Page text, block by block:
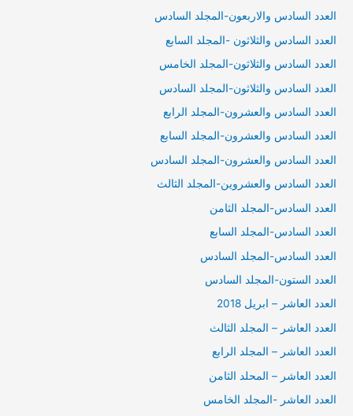
العدد السادس والاربعون-المجلد السادس
العدد السادس والثلاثون -المجلد السابع
العدد السادس والثلاثون-المجلد الخامس
العدد السادس والثلاثون-المجلد السادس
العدد السادس والعشرون-المجلد الرابع
العدد السادس والعشرون-المجلد السابع
العدد السادس والعشرون-المجلد السادس
العدد السادس والعشروين-المجلد الثالث
العدد السادس-المجلد الثامن
العدد السادس-المجلد السابع
العدد السادس-المجلد السادس
العدد الستون-المجلد السادس
العدد العاشر – ابريل 2018
العدد العاشر – المجلد الثالث
العدد العاشر – المجلد الرابع
العدد العاشر – المحلد الثامن
العدد العاشر -المجلد الخامس